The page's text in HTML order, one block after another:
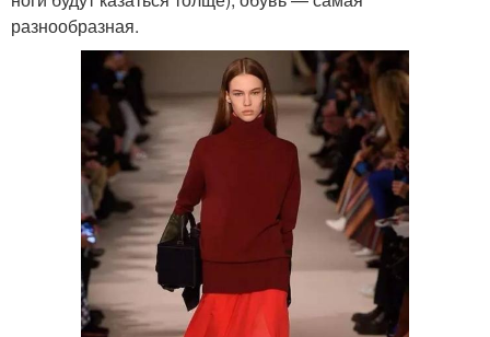
разнообразная.